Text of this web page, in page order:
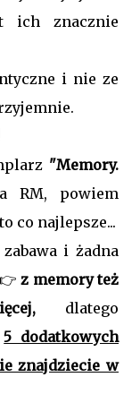
ich znacznie
i nie ze
"Memory.
RM, powiem
co najlepsze...
i żadna
👉z memory też
dlatego
5 dodatkowych
znajdziecie w